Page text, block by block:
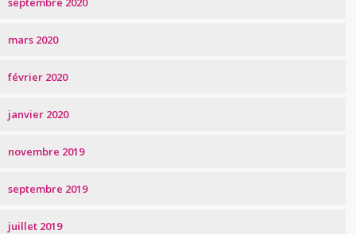
mars 2020
février 2020
janvier 2020
novembre 2019
septembre 2019
juillet 2019